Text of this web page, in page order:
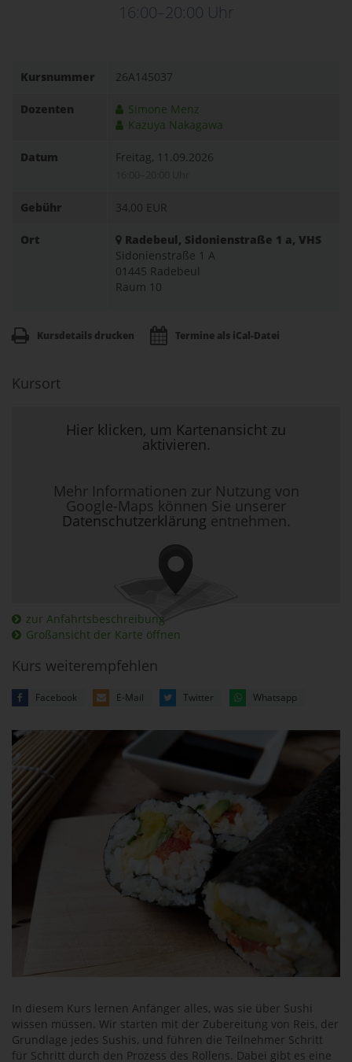
16:00–20:00 Uhr
Kursnummer 26A145037
Dozenten
Simone Menz
Kazuya Nakagawa
Datum Freitag, 11.09.2026
Gebühr 34,00 EUR
Ort
Radebeul, Sidonienstraße 1 a, VHS
Sidonienstraße 1 A
01445 Radebeul
Raum 10
Kursdetails drucken Termine als iCal-Datei
Kursort
Hier klicken, um Kartenansicht zu
aktivieren.
Mehr Informationen zur Nutzung von
Google-Maps können Sie unserer
Datenschutzerklärung entnehmen.
zur Anfahrtsbeschreibung
Großansicht der Karte öffnen
Kurs weiterempfehlen
Facebook E-Mail Twitter Whatsapp
In diesem Kurs lernen Anfänger alles, was sie über Sushi
wissen müssen. Wir starten mit der Zubereitung von Reis, der
Grundlage jedes Sushis, und führen die Teilnehmer Schritt
für Schritt durch den Prozess des Rollens. Dabei gibt es eine